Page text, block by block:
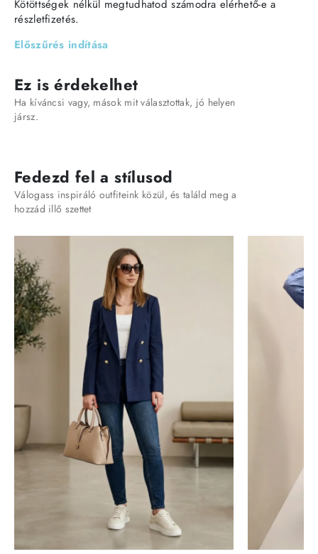
Kötöttségek nélkül megtudhatod számodra elérhető-e a
részletfizetés.
Előszűrés indítása
Ez is érdekelhet
Ha kíváncsi vagy, mások mit választottak, jó helyen
jársz.
Fedezd fel a stílusod
Válogass inspiráló outfiteink közül, és találd meg a
hozzád illő szettet